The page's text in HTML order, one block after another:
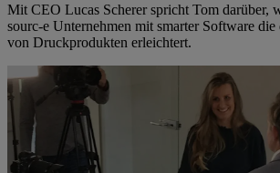
Mit CEO Lucas Scherer spricht Tom darüber,
sourc-e Unternehmen mit smarter Software
von Druckprodukten erleichtert.